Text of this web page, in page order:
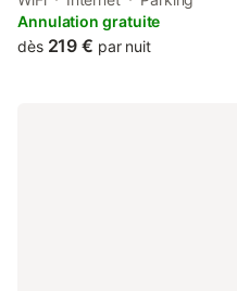
provides guests with an
Annulation gratuite
dès 219 € par nuit